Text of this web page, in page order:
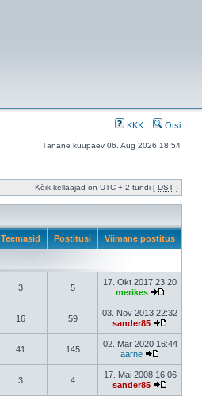
KKK Otsi
Tänane kuupäev 06. Aug 2026 18:54
Kõik kellaajad on UTC + 2 tundi [ DST ]
Teemasid Postitusi Viimane postitus
3 5
17. Okt 2017 23:20
merikes
16 59
03. Nov 2013 22:32
sander85
41 145
02. Mär 2020 16:44
aarne
3 4
17. Mai 2008 16:06
sander85